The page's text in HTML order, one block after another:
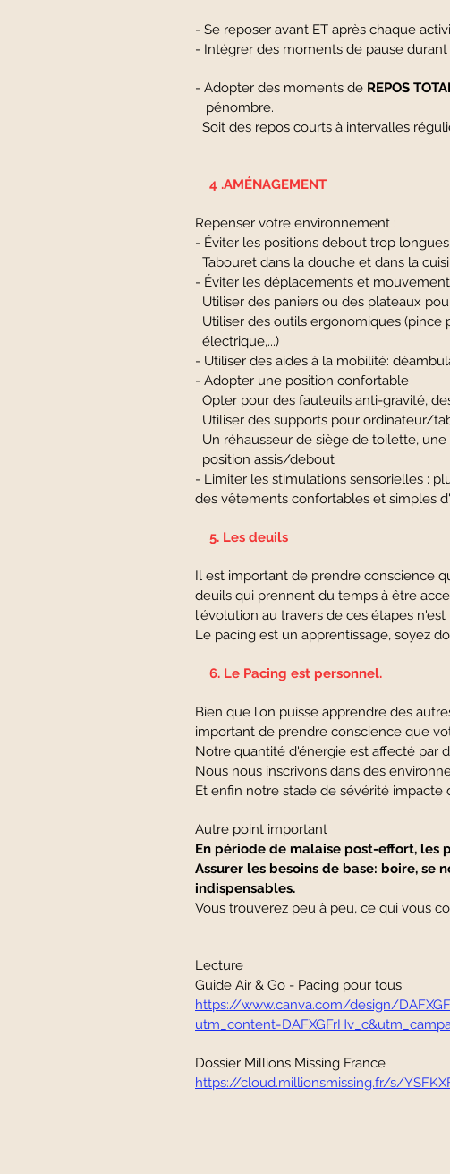
- Se reposer avant ET après chaque
- Intégrer des moments de pause durant
- Adopter des moments de REPOS
pénombre.
Soit des repos courts à intervalles
4 .AMÉNAGEMENT ​
Repenser votre environnement :
- Éviter les positions debout trop longues.
Tabouret dans la douche et dans la
- Éviter les déplacements et
Utiliser des paniers ou des plateaux
Utiliser des outils ergonomiques
électrique,...)
- Utiliser des aides à la mobilité:
- Adopter une position confortable
Opter pour des fauteuils anti-gravité,
Utiliser des supports pour ordinateur/
Un réhausseur de siège de toilette,
position assis/debout
- Limiter les stimulations sensorielles :
des vêtements confortables et simples
5. Les deuils
Il est important de prendre conscience
deuils qui prennent du temps à être
l'évolution au travers de ces étapes
Le pacing est un apprentissage, soyez
6. Le Pacing est personnel.
Bien que l'on puisse apprendre des
important de prendre conscience que
Notre quantité d'énergie est affecté par
Nous nous inscrivons dans des
Et enfin notre stade de sévérité
Autre point important
En période de malaise post-effort, les
Assurer les besoins de base: boire, se
indispensables.
Vous trouverez peu à peu, ce qui vous
Lecture
Guide Air & Go - Pacing pour tous
https://www.canva.com/design/
Dossier Millions Missing France
https://cloud.millionsmissing.fr/s/